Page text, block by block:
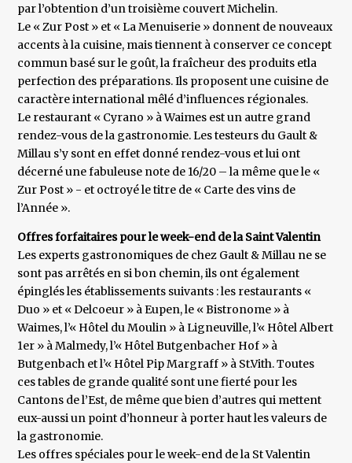
par l’obtention d’un troisième couvert Michelin.
Le « Zur Post » et « La Menuiserie » donnent de nouveaux
accents à la cuisine, mais tiennent à conserver ce concept
commun basé sur le goût, la fraîcheur des produits etla
perfection des préparations. Ils proposent une cuisine de
caractère international mêlé d’influences régionales.
Le restaurant « Cyrano » à Waimes est un autre grand
rendez-vous de la gastronomie. Les testeurs du Gault &
Millau s’y sont en effet donné rendez-vous et lui ont
décerné une fabuleuse note de 16/20 – la même que le «
Zur Post » - et octroyé le titre de « Carte des vins de
l’Année ».
Offres forfaitaires pour le week-end de la Saint Valentin
Les experts gastronomiques de chez Gault & Millau ne se
sont pas arrêtés en si bon chemin, ils ont également
épinglés les établissements suivants : les restaurants «
Duo » et « Delcoeur » à Eupen, le « Bistronome » à
Waimes, l’« Hôtel du Moulin » à Ligneuville, l’« Hôtel Albert
1er » à Malmedy, l’« Hôtel Butgenbacher Hof » à
Butgenbach et l’« Hôtel Pip Margraff » à St.Vith. Toutes
ces tables de grande qualité sont une fierté pour les
Cantons de l’Est, de même que bien d’autres qui mettent
eux-aussi un point d’honneur à porter haut les valeurs de
la gastronomie.
Les offres spéciales pour le week-end de la St Valentin